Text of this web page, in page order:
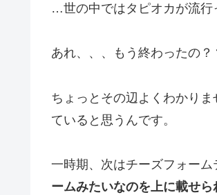
…世の中ではタピオカが流行
あれ、、、もう終わったの？
ちょっとその辺よくわかり
ていると思うんです。
一時期、次はチーズフォーム
ームみたいなのを上に載せ